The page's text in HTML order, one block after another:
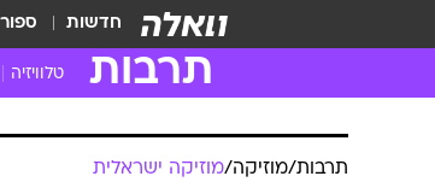
חדשות
תרבות טלוויזיה
תרבות/מוזיקה/מוזיקה ישראלית